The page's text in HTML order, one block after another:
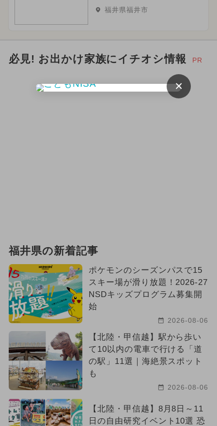
福井県福井市
必見! お出かけ家族にイチオシ情報 PR
福井県の新着記事
ポケモンのシーズンパスで15
スキー場が滑り放題！2026-27
NSDキッズプログラム募集開
始
2026-08-06
【北陸・甲信越】駅から歩い
て10以内の電車で行ける「道
の駅」11選｜海絶景スポット
も
2026-08-06
【北陸・甲信越】8月8日～11
日の自由研究イベント10選 恐
×